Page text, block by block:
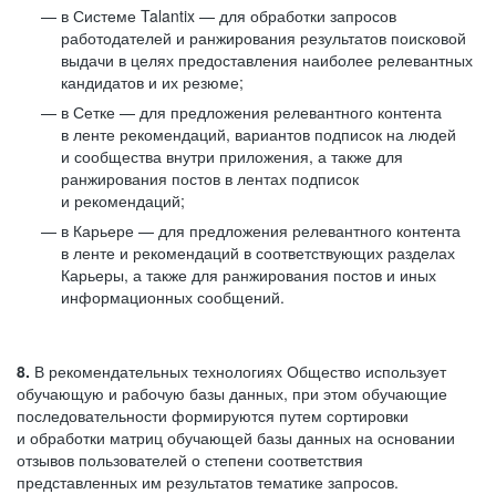
в Системе Talantix — для обработки запросов
работодателей и ранжирования результатов поисковой
выдачи в целях предоставления наиболее релевантных
кандидатов и их резюме;
в Сетке — для предложения релевантного контента
в ленте рекомендаций, вариантов подписок на людей
и сообщества внутри приложения, а также для
ранжирования постов в лентах подписок
и рекомендаций;
в Карьере — для предложения релевантного контента
в ленте и рекомендаций в соответствующих разделах
Карьеры, а также для ранжирования постов и иных
информационных сообщений.
8. В рекомендательных технологиях Общество использует
обучающую и рабочую базы данных, при этом обучающие
последовательности формируются путем сортировки
и обработки матриц обучающей базы данных на основании
отзывов пользователей о степени соответствия
представленных им результатов тематике запросов.